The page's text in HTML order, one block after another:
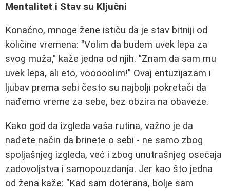
Mentalitet i Stav su Ključni
Konačno, mnoge žene ističu da je stav bitniji od
količine vremena: "Volim da budem uvek lepa za
svog muža," kaže jedna od njih. "Znam da sam mu
uvek lepa, ali eto, vooooolim!" Ovaj entuzijazam i
ljubav prema sebi često su najbolji pokretači da
nađemo vreme za sebe, bez obzira na obaveze.
Kako god da izgleda vaša rutina, važno je da
nađete način da brinete o sebi - ne samo zbog
spoljašnjeg izgleda, već i zbog unutrašnjeg osećaja
zadovoljstva i samopouzdanja. Jer kao što jedna
od žena kaže: "Kad sam doterana, bolje sam